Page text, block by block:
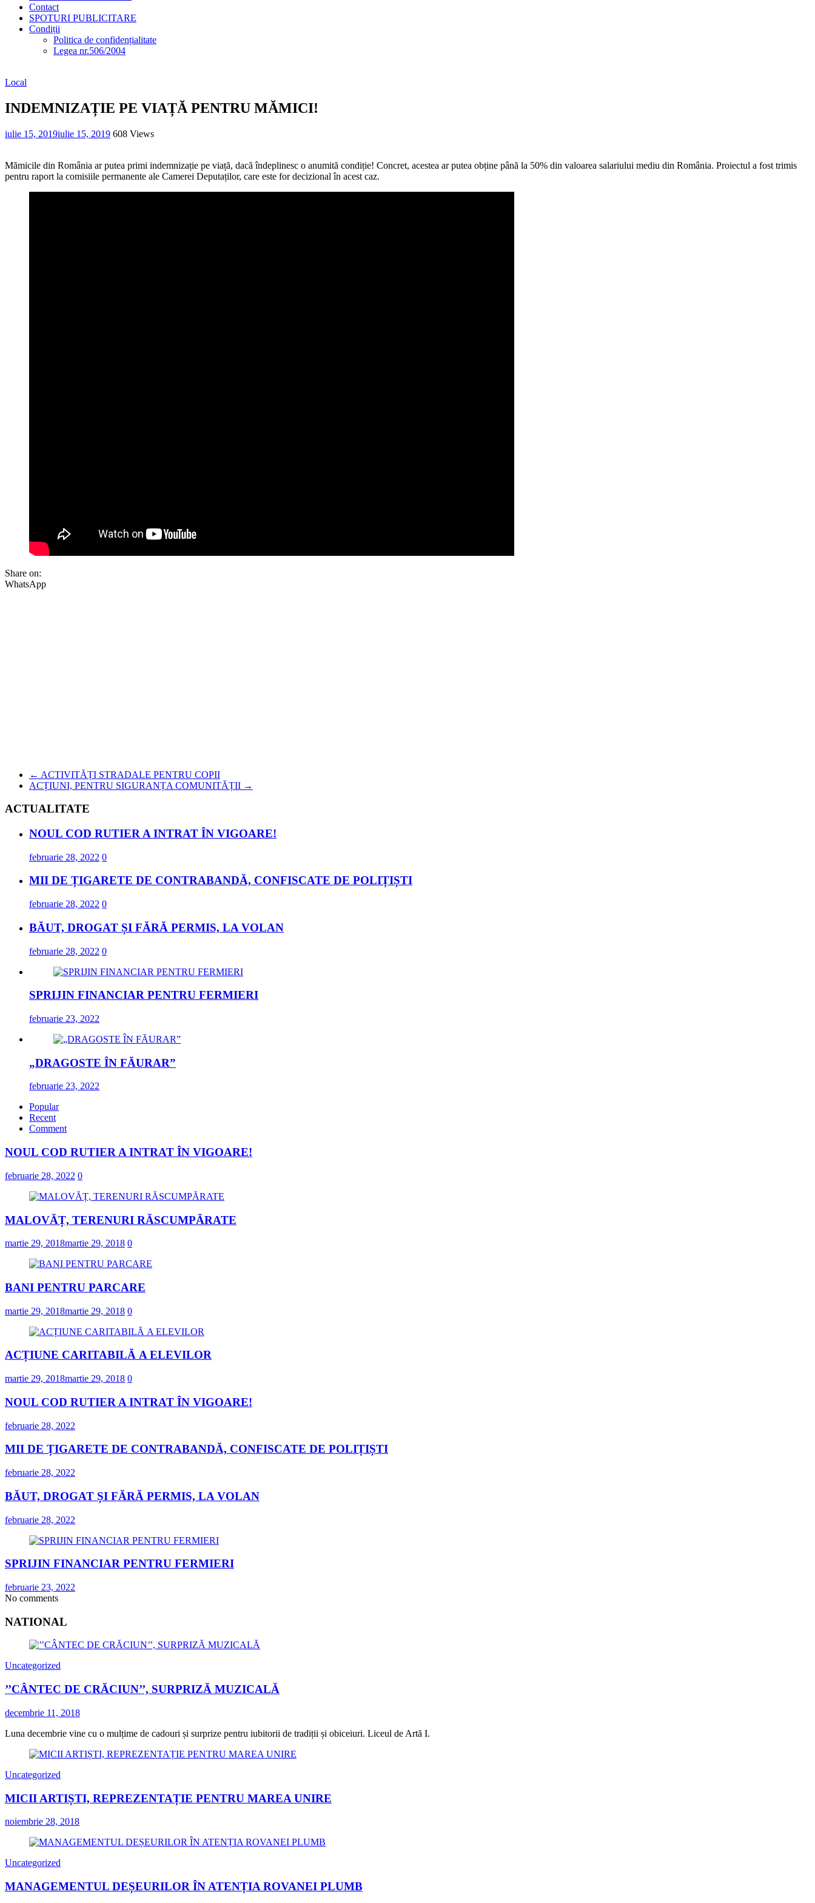
Contact
SPOTURI PUBLICITARE
Condiții
Politica de confidențialitate
Legea nr.506/2004
Local
INDEMNIZAȚIE PE VIAȚĂ PENTRU MĂMICI!
iulie 15, 2019iulie 15, 2019 608 Views
Mămicile din România ar putea primi indemnizație pe viață, dacă îndeplinesc o anumită condiție! Concret, acestea ar putea obține până la 50% din valoarea salariului mediu din România. Proiectul a fost trimis
pentru raport la comisiile permanente ale Camerei Deputaților, care este for decizional în acest caz.
Share on:
WhatsApp
← ACTIVITĂȚI STRADALE PENTRU COPII
ACȚIUNI, PENTRU SIGURANȚA COMUNITĂȚII →
ACTUALITATE
NOUL COD RUTIER A INTRAT ÎN VIGOARE!
februarie 28, 2022 0
MII DE ȚIGARETE DE CONTRABANDĂ, CONFISCATE DE POLIȚIȘTI
februarie 28, 2022 0
BĂUT, DROGAT ȘI FĂRĂ PERMIS, LA VOLAN
februarie 28, 2022 0
SPRIJIN FINANCIAR PENTRU FERMIERI
februarie 23, 2022
„DRAGOSTE ÎN FĂURAR”
februarie 23, 2022
Popular
Recent
Comment
NOUL COD RUTIER A INTRAT ÎN VIGOARE!
februarie 28, 2022 0
MALOVĂȚ, TERENURI RĂSCUMPĂRATE
martie 29, 2018martie 29, 2018 0
BANI PENTRU PARCARE
martie 29, 2018martie 29, 2018 0
ACȚIUNE CARITABILĂ A ELEVILOR
martie 29, 2018martie 29, 2018 0
NOUL COD RUTIER A INTRAT ÎN VIGOARE!
februarie 28, 2022
MII DE ȚIGARETE DE CONTRABANDĂ, CONFISCATE DE POLIȚIȘTI
februarie 28, 2022
BĂUT, DROGAT ȘI FĂRĂ PERMIS, LA VOLAN
februarie 28, 2022
SPRIJIN FINANCIAR PENTRU FERMIERI
februarie 23, 2022
No comments
NATIONAL
Uncategorized
’’CÂNTEC DE CRĂCIUN’’, SURPRIZĂ MUZICALĂ
decembrie 11, 2018
Luna decembrie vine cu o mulțime de cadouri și surprize pentru iubitorii de tradiții și obiceiuri. Liceul de Artă I.
Uncategorized
MICII ARTIȘTI, REPREZENTAȚIE PENTRU MAREA UNIRE
noiembrie 28, 2018
Uncategorized
MANAGEMENTUL DEȘEURILOR ÎN ATENȚIA ROVANEI PLUMB